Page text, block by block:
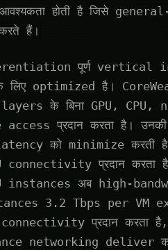
होती है जिसे
हैं।
पूर्ण vertical
लिए optimized है।
के बिना GPU, CPU,
प्रदान करता है।
को minimize
connectivity प्रदान करता
instances अब high-
3.2 Tbps per VM
प्रदान करता
networking